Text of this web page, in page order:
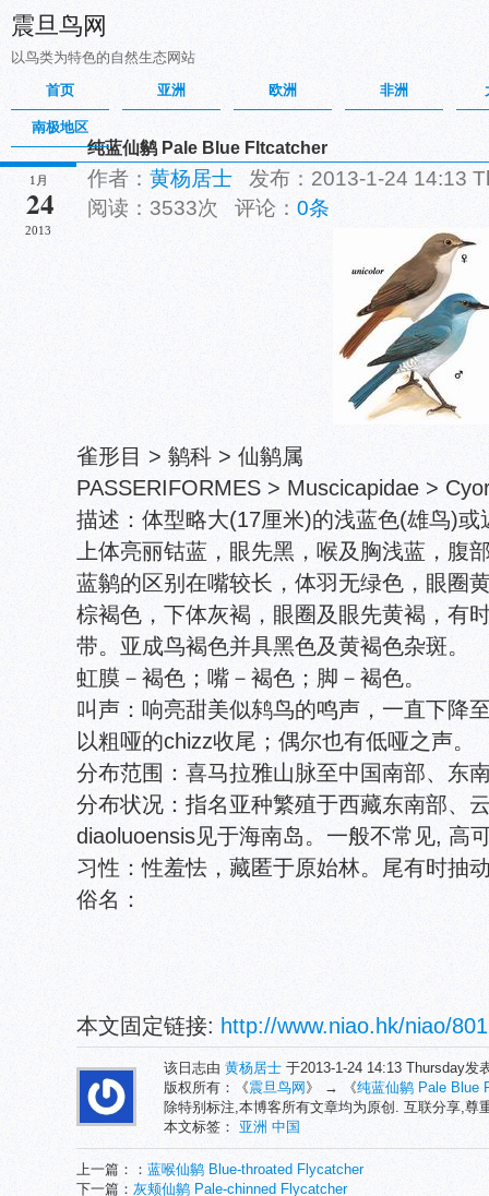
震旦鸟网
以鸟类为特色的自然生态网站
首页
亚洲 欧洲 非洲
南极地区
1月
24
2013
纯蓝仙鹟 Pale Blue Fltcatcher
作者： 黄杨居士 发布：2013-1-24 14:13
阅读：3533次 评论： 0条
雀形目 > 鹟科 > 仙鹟属
PASSERIFORMES > Muscicapidae >
描述：体型略大(17厘米)的浅蓝色(雄鸟)
上体亮丽钴蓝，眼先黑，喉及胸浅蓝，腹
蓝鹟的区别在嘴较长，体羽无绿色，眼圈
棕褐色，下体灰褐，眼圈及眼先黄褐，有
带。亚成鸟褐色并具黑色及黄褐色杂斑。
虹膜－褐色；嘴－褐色；脚－褐色。
叫声：响亮甜美似鸫鸟的鸣声，一直下降
以粗哑的chizz收尾；偶尔也有低哑之声。
分布范围：喜马拉雅山脉至中国南部、东
分布状况：指名亚种繁殖于西藏东南部、
diaoluoensis见于海南岛。一般不常见, 高
习性：性羞怯，藏匿于原始林。尾有时抽
俗名：
本文固定链接: http://www.niao.hk/niao/
该日志由 黄杨居士 于2013-1-24 14:13 Thursday发
版权所有：《震旦鸟网 》 → 《纯蓝仙鹟 Pale Blue
除特别标注,本博客所有文章均为原创. 互联分享,尊
本文标签： 亚洲 中国
上一篇：： 蓝喉仙鹟 Blue-throated Flycatcher
下一篇： 灰颊仙鹟 Pale-chinned Flycatcher